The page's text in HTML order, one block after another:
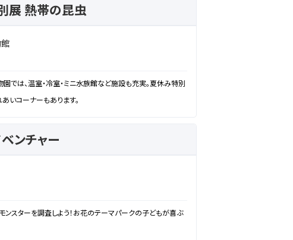
展 熱帯の昆虫
では、温室・冷室・ミニ水族館など施設も充実。夏休み特別
いコーナーもあります。
ンチャー
ンスターを調査しよう！お花のテーマパークの子どもが喜ぶ